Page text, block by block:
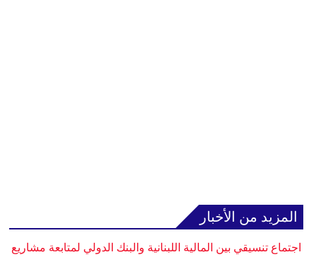
المزيد من الأخبار
اجتماع تنسيقي بين المالية اللبنانية والبنك الدولي لمتابعة مشاريع